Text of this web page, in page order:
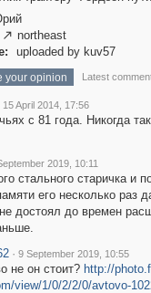
 northeast
uploaded by kuv57
your opinion Latest
15 April 2014, 17:56
с 81 года. Никогда
2019, 10:11
стального старичка и
его несколько раз
достоял до времен
· 9 September 2019, 10:55
не он стоит? http://
view/1/0/2/2/0/avtovo-